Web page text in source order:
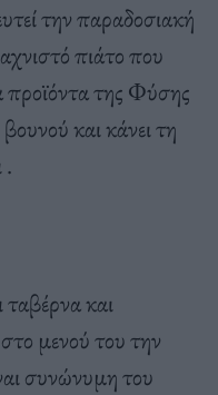
την παραδοσιακή
πιάτο που
της Φύσης
και κάνει τη
.
και
μενού του την
συνώνυμη του